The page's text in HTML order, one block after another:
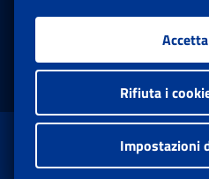
Facebook: Apre
Twitter: Apre
Istituto
Rifiuta i
Impostazioni